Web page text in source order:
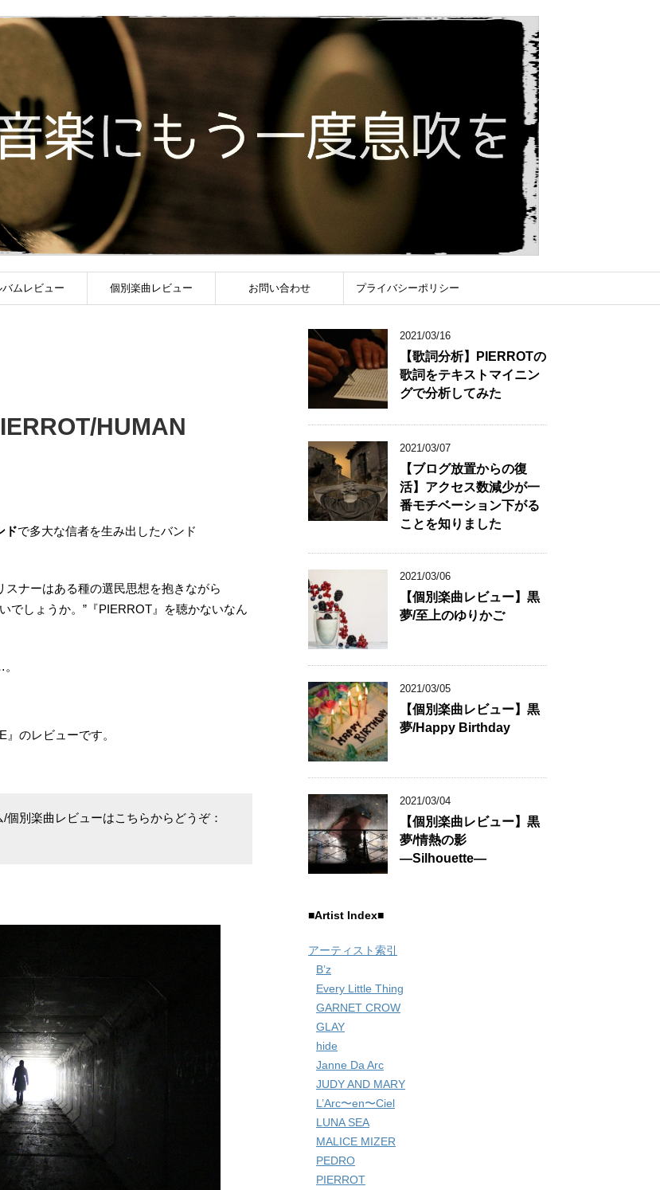
バムレビュー 個別楽曲レビュー お問い合わせ プライバシーポリシー
HUMAN
ドで多大な信者を生み出したバンド
ナーはある種の選民思想を抱きながら
でしょうか。”『PIERROT』を聴かないなん
のレビューです。
別楽曲レビューはこちらからどうぞ：
2021/03/16
【歌詞分析】PIERROTの
歌詞をテキストマイニン
グで分析してみた
2021/03/07
【ブログ放置からの復
活】アクセス数減少が一
番モチベーション下がる
ことを知りました
2021/03/06
【個別楽曲レビュー】黒
夢/至上のゆりかご
2021/03/05
【個別楽曲レビュー】黒
夢/Happy Birthday
2021/03/04
【個別楽曲レビュー】黒
夢/情熱の影
―Silhouette―
■Artist Index■
アーティスト索引
B’z
Every Little Thing
GARNET CROW
GLAY
hide
Janne Da Arc
JUDY AND MARY
L’Arc〜en〜Ciel
LUNA SEA
MALICE MIZER
PEDRO
PIERROT